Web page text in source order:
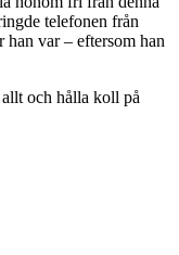
telefonen från
han var – eftersom han
och hålla koll på